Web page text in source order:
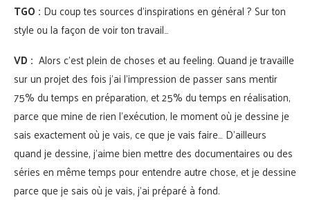
TGO : Du coup tes sources d’inspirations en général ? Sur ton
style ou la façon de voir ton travail…
VD : Alors c’est plein de choses et au feeling. Quand je travaille
sur un projet des fois j’ai l’impression de passer sans mentir
75% du temps en préparation, et 25% du temps en réalisation,
parce que mine de rien l’exécution, le moment où je dessine je
sais exactement où je vais, ce que je vais faire… D’ailleurs
quand je dessine, j’aime bien mettre des documentaires ou des
séries en même temps pour entendre autre chose, et je dessine
parce que je sais où je vais, j’ai préparé à fond.